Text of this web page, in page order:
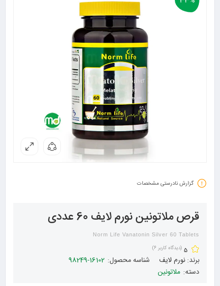
گزارش نادرستی مشخصات
قرص ملاتونین نورم لایف 60 عددی
Norm Life Vanatonin Silver 60 Tablets
5 (دیدگاه کاربر 6
)
برند: نورم لایف شناسه محصول: 16102-98249
دسته: ملاتونین